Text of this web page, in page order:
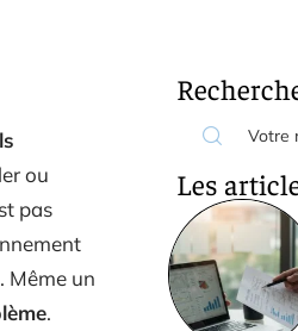
ou
pas
Même un
.
Les